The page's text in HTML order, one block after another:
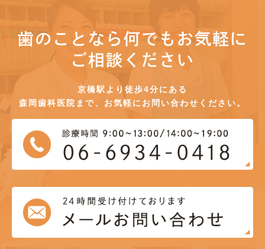
歯のことなら何でもお気軽に
ご相談ください
京橋駅より徒歩4分にある
森岡歯科医院まで、お気軽にお問い合わせください。